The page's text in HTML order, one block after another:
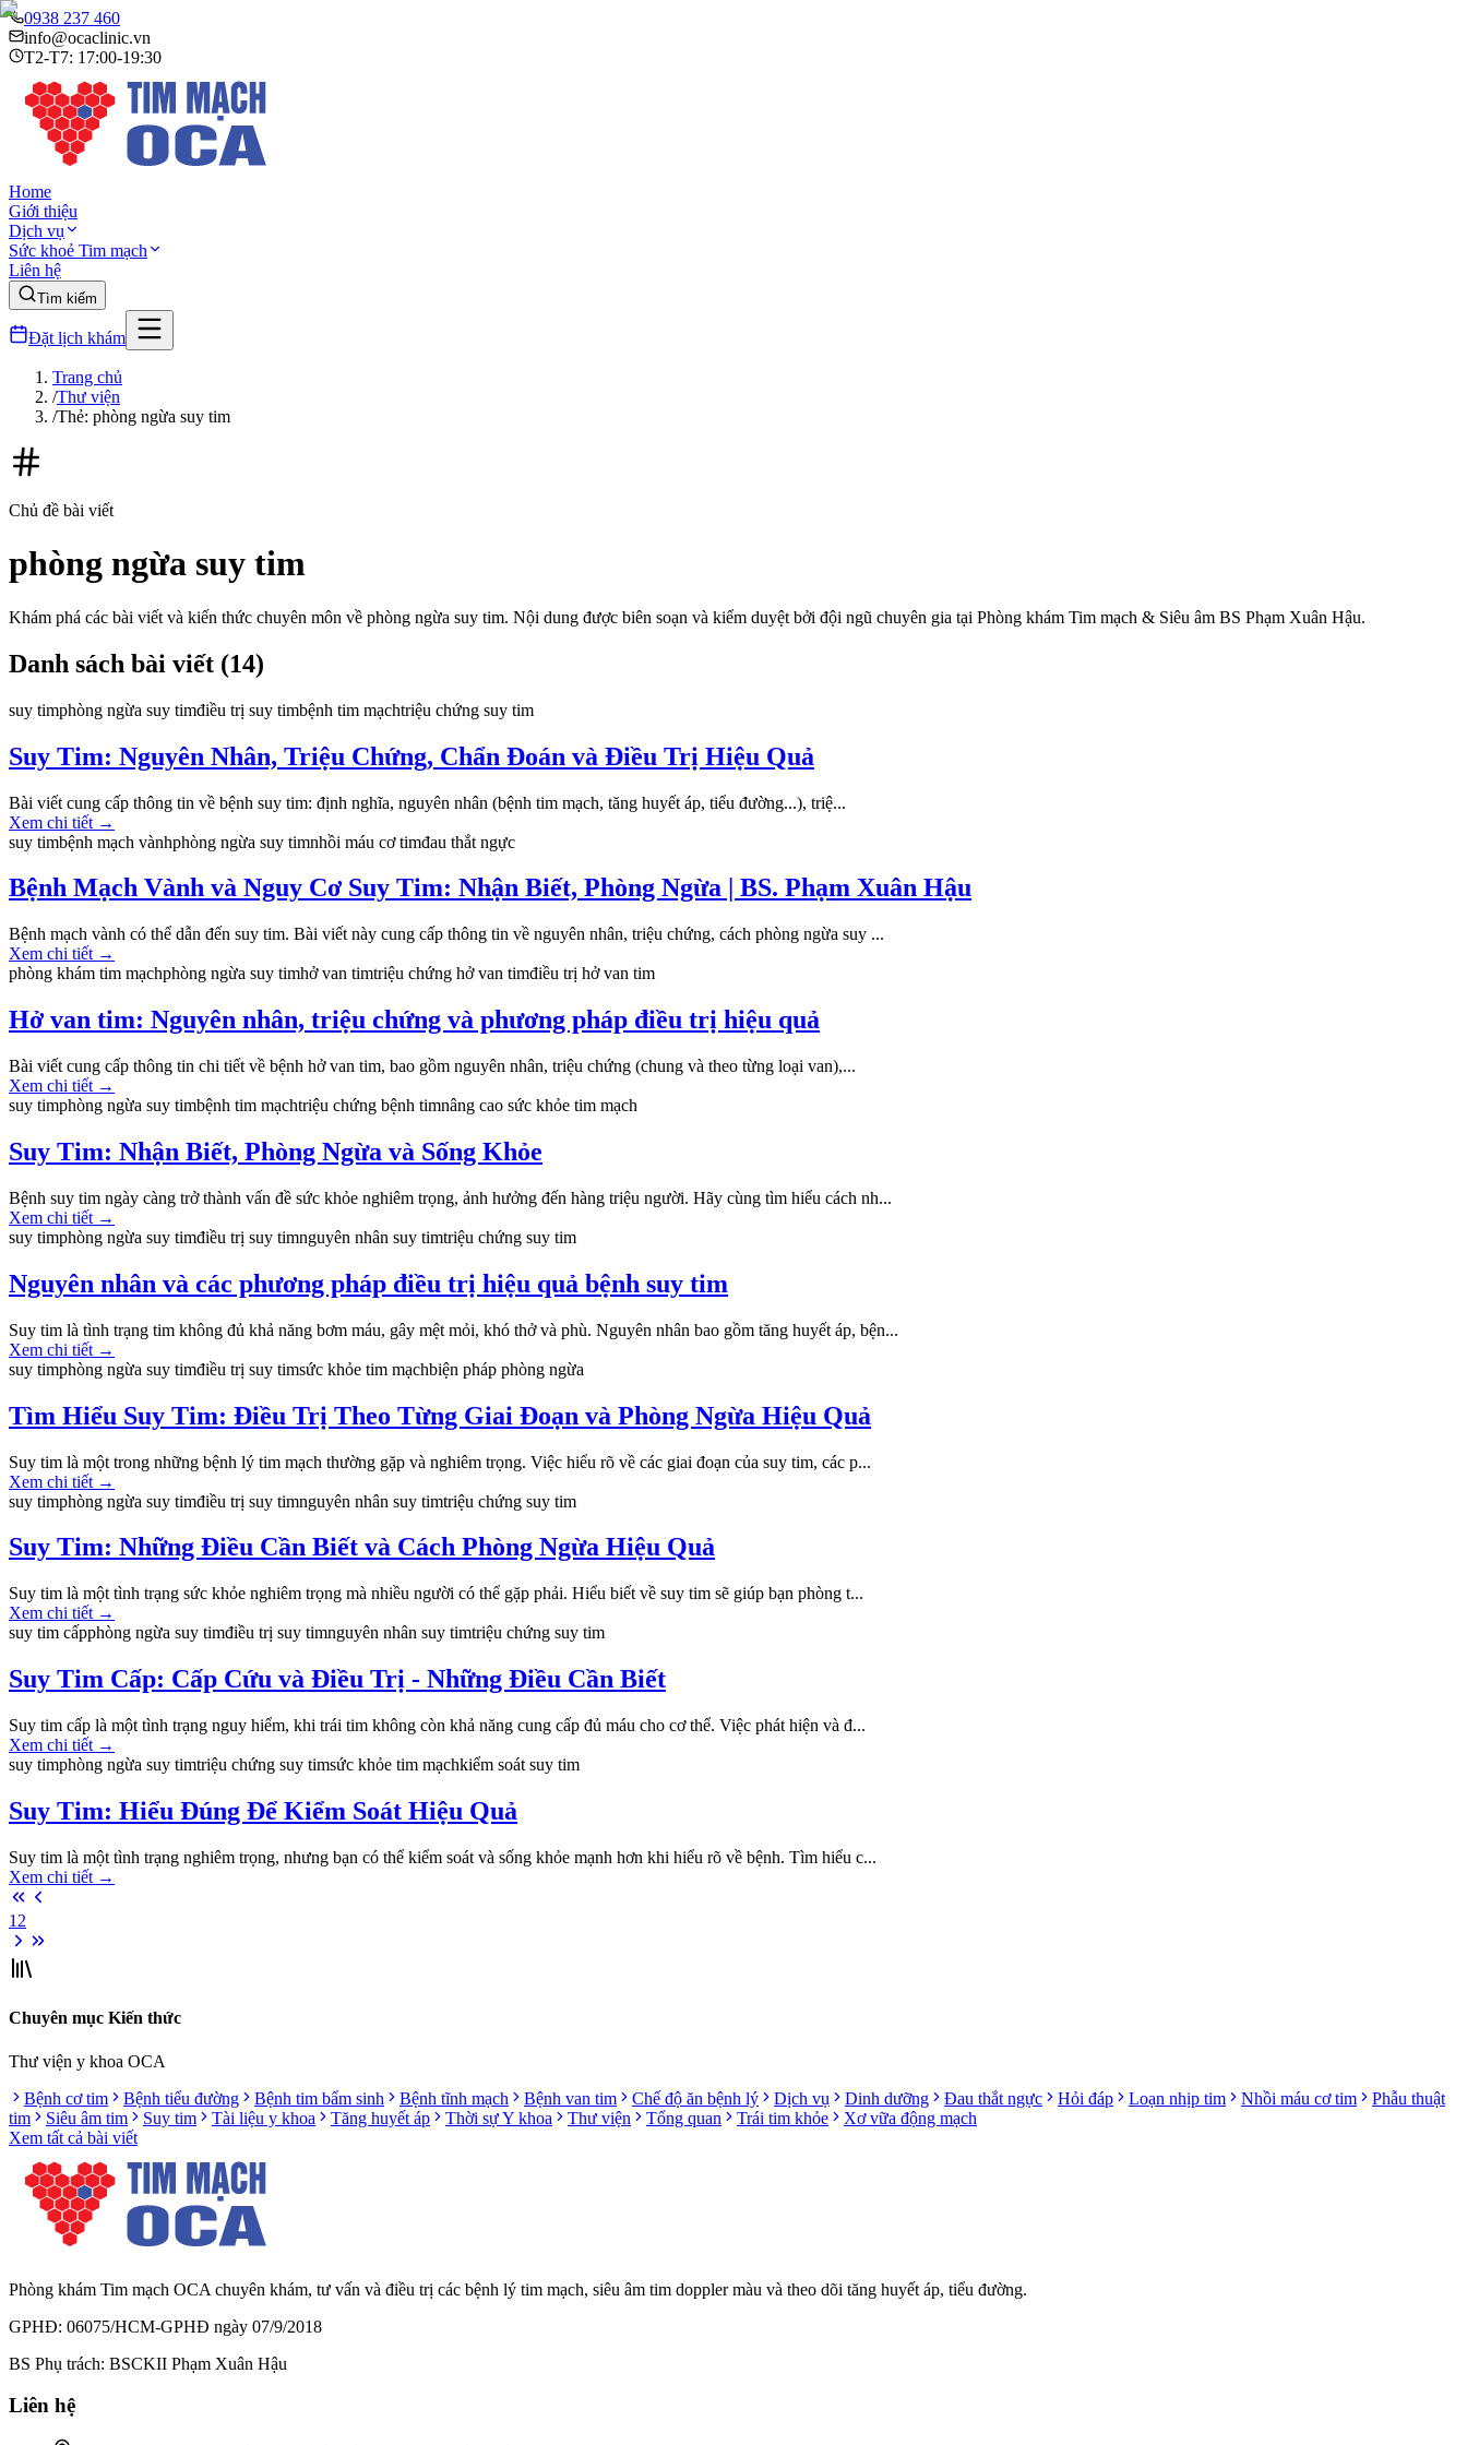
0938 237 460
info@ocaclinic.vn
T2-T7: 17:00-19:30
Home
Giới thiệu
Dịch vụ
Sức khoẻ Tim mạch
Liên hệ
Tìm kiếm
Đặt lịch khám
Trang chủ
/Thư viện
/Thẻ: phòng ngừa suy tim
Chủ đề bài viết
phòng ngừa suy tim
Khám phá các bài viết và kiến thức chuyên môn về phòng ngừa suy tim. Nội dung được biên soạn và kiểm duyệt bởi đội ngũ chuyên gia tại Phòng khám Tim mạch & Siêu âm BS Phạm Xuân Hậu.
Danh sách bài viết (14)
suy timphòng ngừa suy timđiều trị suy timbệnh tim mạchtriệu chứng suy tim
Suy Tim: Nguyên Nhân, Triệu Chứng, Chẩn Đoán và Điều Trị Hiệu Quả
Bài viết cung cấp thông tin về bệnh suy tim: định nghĩa, nguyên nhân (bệnh tim mạch, tăng huyết áp, tiểu đường...), triệ...
Xem chi tiết →
suy timbệnh mạch vànhphòng ngừa suy timnhồi máu cơ timđau thắt ngực
Bệnh Mạch Vành và Nguy Cơ Suy Tim: Nhận Biết, Phòng Ngừa | BS. Phạm Xuân Hậu
Bệnh mạch vành có thể dẫn đến suy tim. Bài viết này cung cấp thông tin về nguyên nhân, triệu chứng, cách phòng ngừa suy ...
Xem chi tiết →
phòng khám tim mạchphòng ngừa suy timhở van timtriệu chứng hở van timđiều trị hở van tim
Hở van tim: Nguyên nhân, triệu chứng và phương pháp điều trị hiệu quả
Bài viết cung cấp thông tin chi tiết về bệnh hở van tim, bao gồm nguyên nhân, triệu chứng (chung và theo từng loại van),...
Xem chi tiết →
suy timphòng ngừa suy timbệnh tim mạchtriệu chứng bệnh timnâng cao sức khỏe tim mạch
Suy Tim: Nhận Biết, Phòng Ngừa và Sống Khỏe
Bệnh suy tim ngày càng trở thành vấn đề sức khỏe nghiêm trọng, ảnh hưởng đến hàng triệu người. Hãy cùng tìm hiểu cách nh...
Xem chi tiết →
suy timphòng ngừa suy timđiều trị suy timnguyên nhân suy timtriệu chứng suy tim
Nguyên nhân và các phương pháp điều trị hiệu quả bệnh suy tim
Suy tim là tình trạng tim không đủ khả năng bơm máu, gây mệt mỏi, khó thở và phù. Nguyên nhân bao gồm tăng huyết áp, bện...
Xem chi tiết →
suy timphòng ngừa suy timđiều trị suy timsức khỏe tim mạchbiện pháp phòng ngừa
Tìm Hiểu Suy Tim: Điều Trị Theo Từng Giai Đoạn và Phòng Ngừa Hiệu Quả
Suy tim là một trong những bệnh lý tim mạch thường gặp và nghiêm trọng. Việc hiểu rõ về các giai đoạn của suy tim, các p...
Xem chi tiết →
suy timphòng ngừa suy timđiều trị suy timnguyên nhân suy timtriệu chứng suy tim
Suy Tim: Những Điều Cần Biết và Cách Phòng Ngừa Hiệu Quả
Suy tim là một tình trạng sức khỏe nghiêm trọng mà nhiều người có thể gặp phải. Hiểu biết về suy tim sẽ giúp bạn phòng t...
Xem chi tiết →
suy tim cấpphòng ngừa suy timđiều trị suy timnguyên nhân suy timtriệu chứng suy tim
Suy Tim Cấp: Cấp Cứu và Điều Trị - Những Điều Cần Biết
Suy tim cấp là một tình trạng nguy hiểm, khi trái tim không còn khả năng cung cấp đủ máu cho cơ thể. Việc phát hiện và đ...
Xem chi tiết →
suy timphòng ngừa suy timtriệu chứng suy timsức khỏe tim mạchkiểm soát suy tim
Suy Tim: Hiểu Đúng Để Kiểm Soát Hiệu Quả
Suy tim là một tình trạng nghiêm trọng, nhưng bạn có thể kiểm soát và sống khỏe mạnh hơn khi hiểu rõ về bệnh. Tìm hiểu c...
Xem chi tiết →
1 2
Chuyên mục Kiến thức
Thư viện y khoa OCA
Bệnh cơ tim
Bệnh tiểu đường Bệnh tim bẩm sinh Bệnh tĩnh mạch Bệnh van tim Chế độ ăn bệnh lý Dịch vụ Dinh dưỡng Đau thắt ngực Hỏi đáp Loạn nhịp tim Nhồi máu cơ tim
Phẫu thuật
tim
Siêu âm tim Suy tim Tài liệu y khoa Tăng huyết áp Thời sự Y khoa Thư viện Tổng quan Trái tim khỏe
Xơ vữa động mạch
Xem tất cả bài viết
Phòng khám Tim mạch OCA chuyên khám, tư vấn và điều trị các bệnh lý tim mạch, siêu âm tim doppler màu và theo dõi tăng huyết áp, tiểu đường.
GPHĐ: 06075/HCM-GPHĐ ngày 07/9/2018
BS Phụ trách: BSCKII Phạm Xuân Hậu
Liên hệ